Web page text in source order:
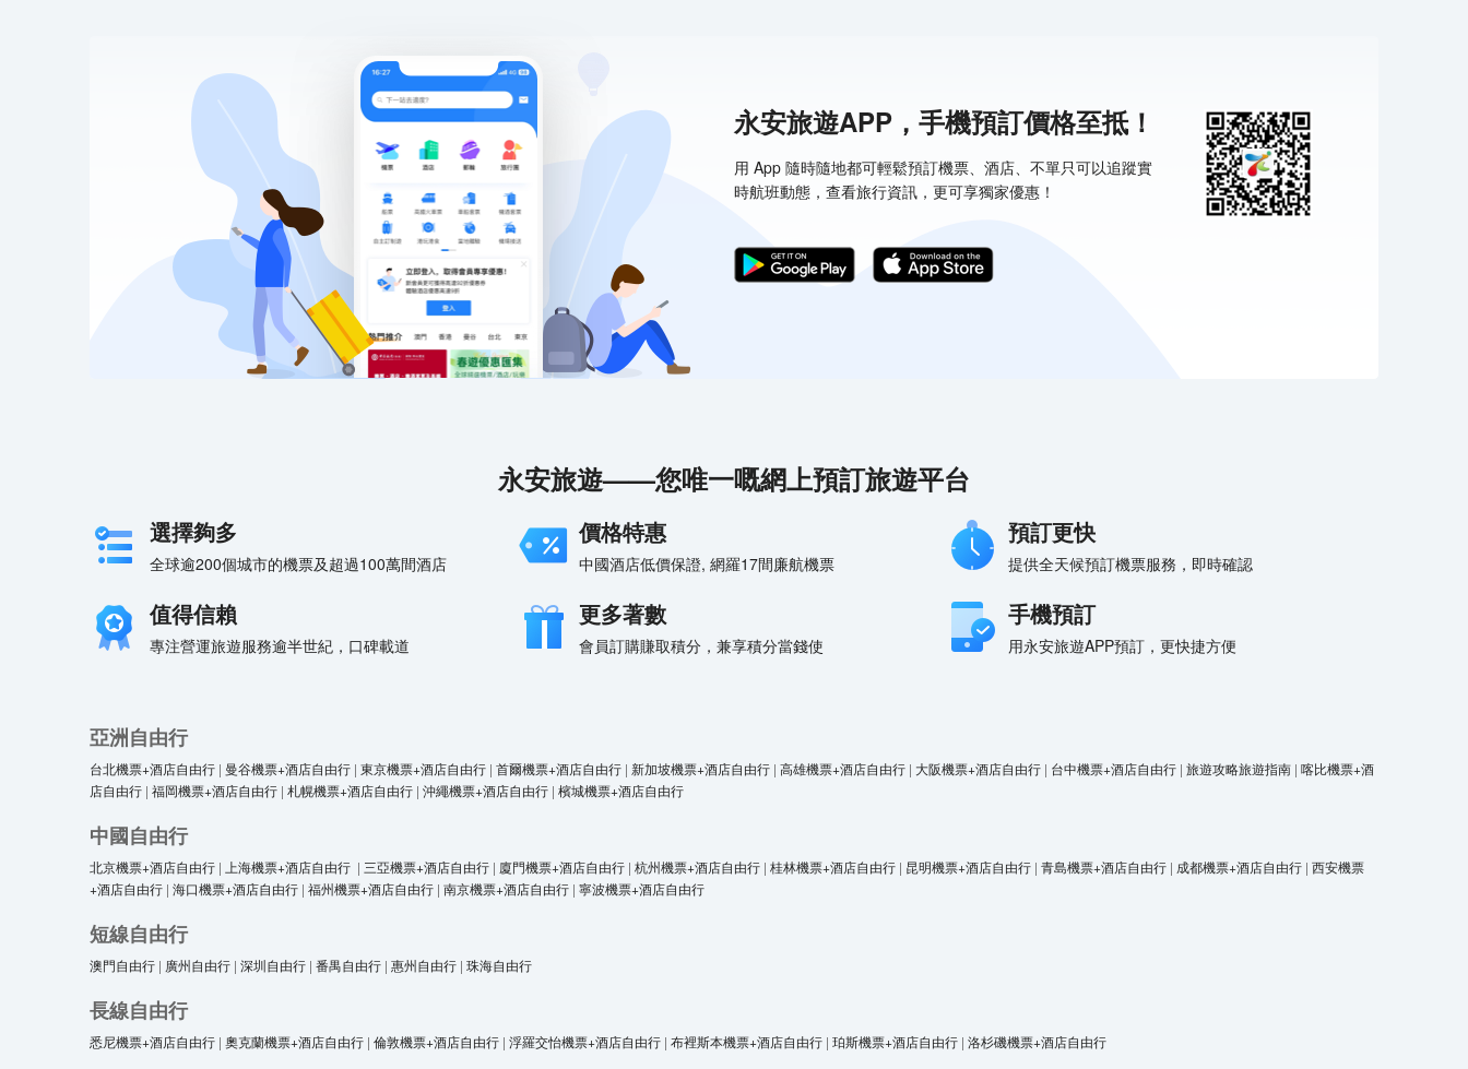
永安旅遊APP，手機預訂價格至抵！
用 App 隨時隨地都可輕鬆預訂機票、酒店、不單只可以追蹤實
時航班動態，查看旅行資訊，更可享獨家優惠！
永安旅遊——您唯一嘅網上預訂旅遊平台
選擇夠多
全球逾200個城市的機票及超過100萬間酒店
價格特惠
中國酒店低價保證, 網羅17間廉航機票
預訂更快
提供全天候預訂機票服務，即時確認
值得信賴
專注營運旅遊服務逾半世紀，口碑載道
更多著數
會員訂購賺取積分，兼享積分當錢使
手機預訂
用永安旅遊APP預訂，更快捷方便
亞洲自由行
台北機票+酒店自由行 | 曼谷機票+酒店自由行 | 東京機票+酒店自由行 | 首爾機票+酒店自由行 | 新加坡機票+酒店自由行 | 高雄機票+酒店自由行 | 大阪機票+酒店自由行 | 台中機票+酒店自由行 | 旅遊攻略旅遊指南 | 喀比機票+酒
店自由行 | 福岡機票+酒店自由行 | 札幌機票+酒店自由行 | 沖繩機票+酒店自由行 | 檳城機票+酒店自由行
中國自由行
北京機票+酒店自由行 | 上海機票+酒店自由行 | 三亞機票+酒店自由行 | 廈門機票+酒店自由行 | 杭州機票+酒店自由行 | 桂林機票+酒店自由行 | 昆明機票+酒店自由行 | 青島機票+酒店自由行 | 成都機票+酒店自由行 | 西安機票
+酒店自由行 | 海口機票+酒店自由行 | 福州機票+酒店自由行 | 南京機票+酒店自由行 | 寧波機票+酒店自由行
短線自由行
澳門自由行 | 廣州自由行 | 深圳自由行 | 番禺自由行 | 惠州自由行 | 珠海自由行
長線自由行
悉尼機票+酒店自由行 | 奧克蘭機票+酒店自由行 | 倫敦機票+酒店自由行 | 浮羅交怡機票+酒店自由行 | 布裡斯本機票+酒店自由行 | 珀斯機票+酒店自由行 | 洛杉磯機票+酒店自由行